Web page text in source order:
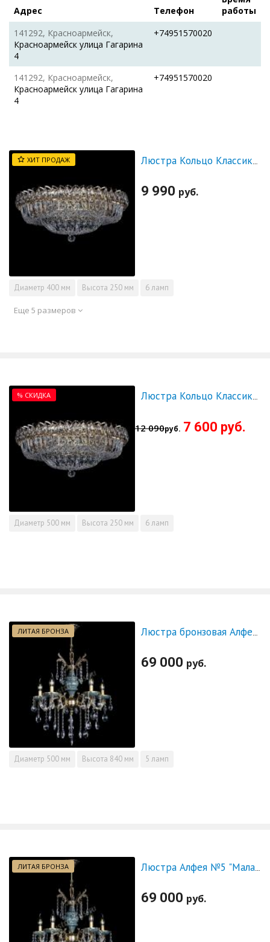
Адрес Телефон
работы
141292, Красноармейск,
Красноармейск улица Гагарина
4
+74951570020
141292, Красноармейск,
Красноармейск улица Гагарина
4
+74951570020
ХИТ ПРОДАЖ Люстра Кольцо Классика Пластинка
9 990 руб.
Диаметр 400 мм Высота 250 мм 6 ламп
Еще 5 размеров
% СКИДКА Люстра Кольцо Классика Пластинка 500 мм - СКИДКА!!!
12 090руб. 7 600 руб.
Диаметр 500 мм Высота 250 мм 6 ламп
ЛИТАЯ БРОНЗА
69 000 руб.
Диаметр 500 мм Высота 840 мм 5 ламп
ЛИТАЯ БРОНЗА
69 000 руб.